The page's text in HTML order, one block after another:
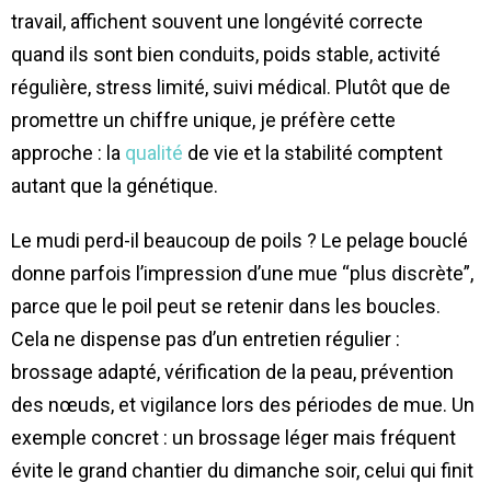
travail, affichent souvent une longévité correcte
quand ils sont bien conduits, poids stable, activité
régulière, stress limité, suivi médical. Plutôt que de
promettre un chiffre unique, je préfère cette
approche : la qualité de vie et la stabilité comptent
autant que la génétique.
Le mudi perd-il beaucoup de poils ? Le pelage bouclé
donne parfois l’impression d’une mue “plus discrète”,
parce que le poil peut se retenir dans les boucles.
Cela ne dispense pas d’un entretien régulier :
brossage adapté, vérification de la peau, prévention
des nœuds, et vigilance lors des périodes de mue. Un
exemple concret : un brossage léger mais fréquent
évite le grand chantier du dimanche soir, celui qui finit